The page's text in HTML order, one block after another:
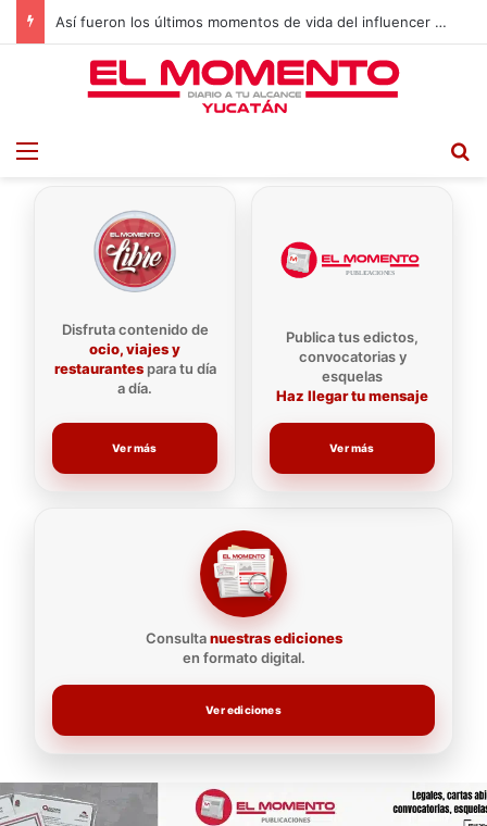
Así fueron los últimos momentos de vida del influencer César Gastélum
Menu
Disfruta contenido de
ocio, viajes y
restaurantespara tu día
a día.
Ver más
Consultanuestras ediciones
en formato digital.
Ver ediciones
Publica tus edictos,
convocatorias y
esquelas
Haz llegar tu mensaje
Ver más